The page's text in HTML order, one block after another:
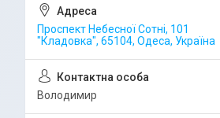
Проспект Небесної Сотні, 101
"Кладовка", 65104, Одеса, Україна
Володимир